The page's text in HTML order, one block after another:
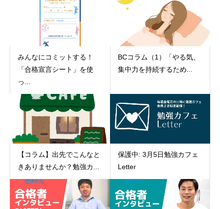
みんなにコミットする！
「合格宣言シート」を使
っ...
BCコラム（1）「やる気、
集中力を持続するため...
【コラム】出先でこんなと
きありませんか？勉強カ...
保護中: 3月5日勉強カフェ
Letter